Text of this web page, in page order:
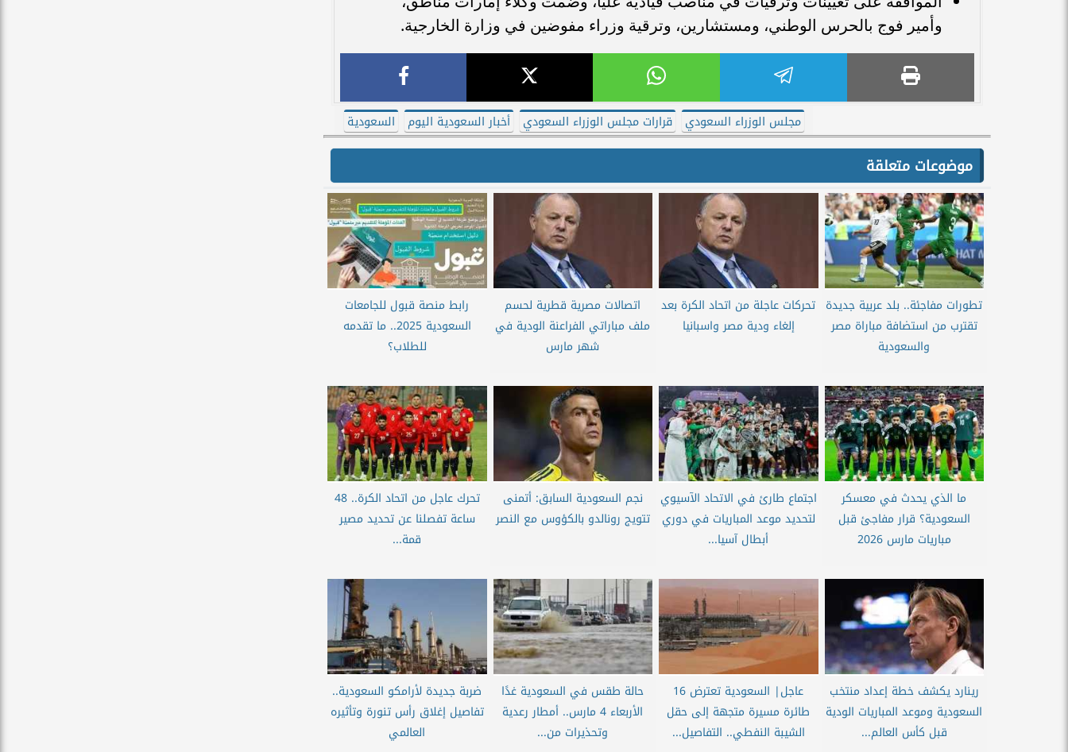
وأمير فوج بالحرس الوطني، ومستشارين، وترقية وزراء مفوضين في وزارة الخارجية.
مجلس الوزراء السعودي قرارات مجلس الوزراء السعودي أخبار السعودية اليوم السعودية
موضوعات متعلقة
تطورات مفاجئة.. بلد عربية جديدة
تقترب من استضافة مباراة مصر
والسعودية
تحركات عاجلة من اتحاد الكرة بعد
إلغاء ودية مصر واسبانيا
اتصالات مصرية قطرية لحسم
ملف مباراتي الفراعنة الودية في
شهر مارس
رابط منصة قبول للجامعات
السعودية 2025.. ما تقدمه
للطلاب؟
ما الذي يحدث في معسكر
السعودية؟ قرار مفاجئ قبل
مباريات مارس 2026
اجتماع طارئ في الاتحاد الآسيوي
لتحديد موعد المباريات في دوري
أبطال آسيا...
نجم السعودية السابق: أتمنى
تتويج رونالدو بالكؤوس مع النصر
تحرك عاجل من اتحاد الكرة.. 48
ساعة تفصلنا عن تحديد مصير
قمة...
رينارد يكشف خطة إعداد منتخب
السعودية وموعد المباريات الودية
قبل كأس العالم...
عاجل| السعودية تعترض 16
طائرة مسيرة متجهة إلى حقل
الشيبة النفطي.. التفاصيل...
حالة طقس في السعودية غدًا
الأربعاء 4 مارس.. أمطار رعدية
وتحذيرات من...
ضربة جديدة لأرامكو السعودية..
تفاصيل إغلاق رأس تنورة وتأثيره
العالمي